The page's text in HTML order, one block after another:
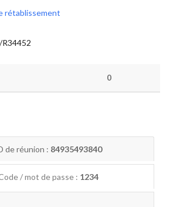
rétablissement
0
de réunion : 84935493840
/ mot de passe : 1234